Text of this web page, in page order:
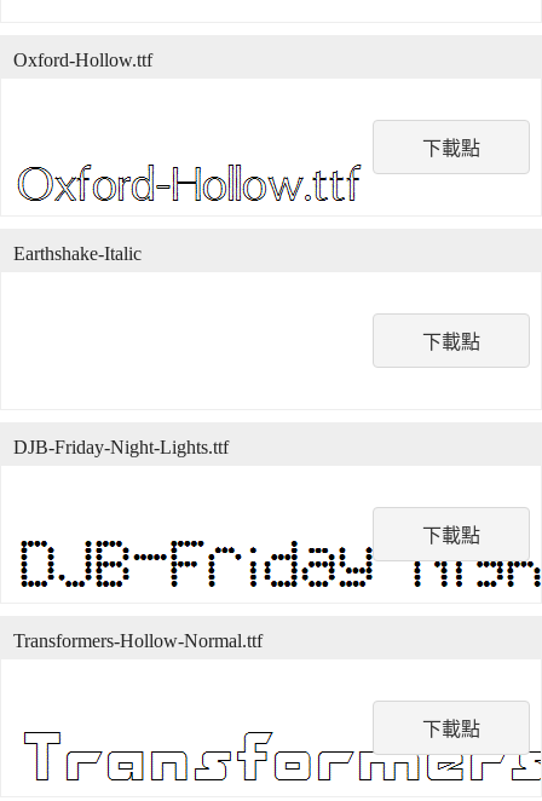
下載點
Oxford-Hollow.ttf
下載點
Earthshake-Italic
下載點
DJB-Friday-Night-Lights.ttf
下載點
Transformers-Hollow-Normal.ttf